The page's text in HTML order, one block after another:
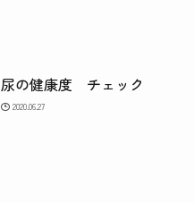
尿の健康度 チェック
2020.06.27